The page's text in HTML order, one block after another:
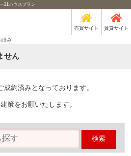
21ハウスプラン
売買サイト 賃貸サイト
済み
せん
成約済みとなっております。
策をお願いたします。
検索